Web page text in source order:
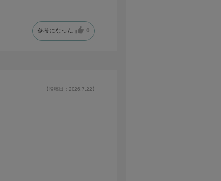
参考になった 0
【投稿日：2026.7.22】